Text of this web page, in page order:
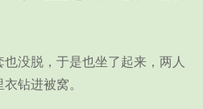
没脱，于是也坐了起来，两人
钻进被窝。